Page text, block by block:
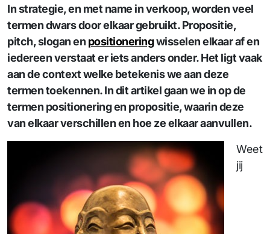
In strategie, en met name in verkoop, worden veel
termen dwars door elkaar gebruikt. Propositie,
pitch, slogan en positioneringwisselen elkaar af en
iedereen verstaat er iets anders onder. Het ligt vaak
aan de context welke betekenis we aan deze
termen toekennen. In dit artikel gaan we in op de
termen positionering en propositie, waarin deze
van elkaar verschillen en hoe ze elkaar aanvullen.
Weet
jij